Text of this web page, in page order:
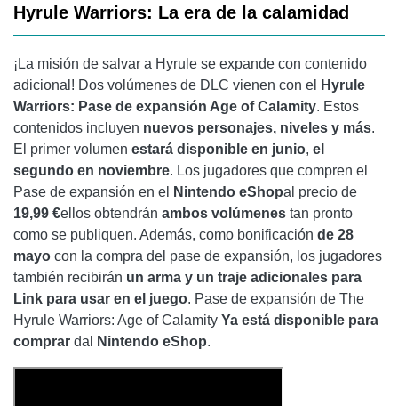
Hyrule Warriors: La era de la calamidad
¡La misión de salvar a Hyrule se expande con contenido
adicional! Dos volúmenes de DLC vienen con el
Hyrule
Warriors: Pase de expansión Age of Calamity. Estos
contenidos incluyen nuevos personajes, niveles y más.
El primer volumen estará disponible en junio, el
segundo en noviembre. Los jugadores que compren el
Pase de expansión en el
Nintendo eShopal precio de
19,99 €ellos obtendrán ambos volúmenes tan pronto
como se publiquen. Además, como bonificación de 28
mayo con la compra del pase de expansión, los jugadores
también recibirán un arma y un traje adicionales para
Link para usar en el juego. Pase de expansión de The
Hyrule Warriors: Age of Calamity Ya está disponible para
comprar dal Nintendo eShop.